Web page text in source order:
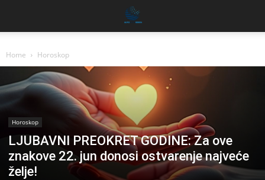
Home Horoskop
Horoskop
LJUBAVNI PREOKRET GODINE: Za ove
znakove 22. jun donosi ostvarenje najveće
želje!